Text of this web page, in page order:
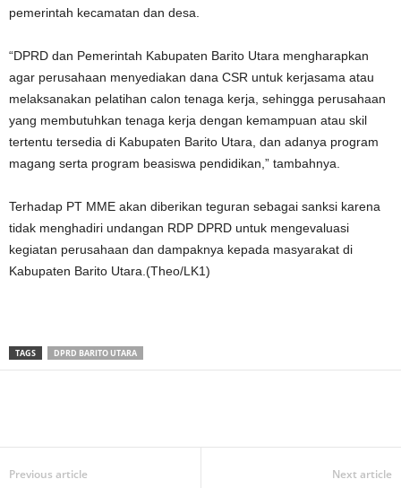
pemerintah kecamatan dan desa.
“DPRD dan Pemerintah Kabupaten Barito Utara mengharapkan
agar perusahaan menyediakan dana CSR untuk kerjasama atau
melaksanakan pelatihan calon tenaga kerja, sehingga perusahaan
yang membutuhkan tenaga kerja dengan kemampuan atau skil
tertentu tersedia di Kabupaten Barito Utara, dan adanya program
magang serta program beasiswa pendidikan,” tambahnya.
Terhadap PT MME akan diberikan teguran sebagai sanksi karena
tidak menghadiri undangan RDP DPRD untuk mengevaluasi
kegiatan perusahaan dan dampaknya kepada masyarakat di
Kabupaten Barito Utara.(Theo/LK1)
TAGS DPRD BARITO UTARA
Previous article Next article